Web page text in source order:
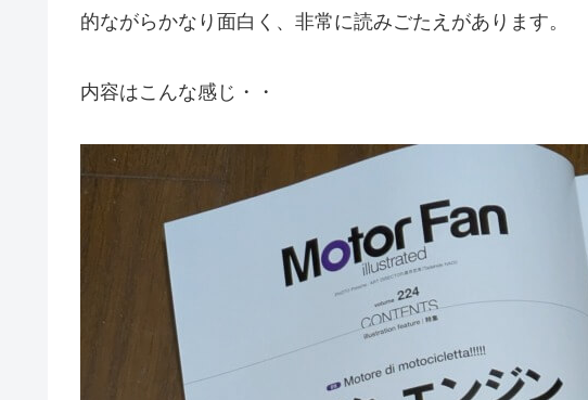
的ながらかなり面白く、非常に読みごたえがあります。
内容はこんな感じ・・